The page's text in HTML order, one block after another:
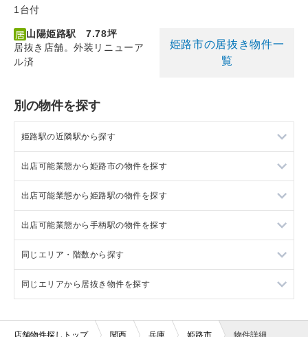
1台付
山陽姫路駅 7.78坪
居抜き店舗。外装リニューア
ル済
姫路市の居抜き物件一
覧
別の物件を探す
姫路駅の近隣駅から探す
英賀保駅の店舗物件・貸店舗・テナント一覧
播磨高岡駅の店舗物件・貸店舗・テナント一覧
京口駅の店舗物件・貸店舗・テナント一覧
出店可能業態から姫路市の物件を探す
姫路市の重飲食を出店可能な店舗物件・貸店舗・テナント一覧
姫路市の軽飲食を出店可能な店舗物件・貸店舗・テナント一覧
姫路市のバー・クラブを出店可能な店舗物件・貸店舗・テナン
出店可能業態から姫路駅の物件を探す
姫路駅の重飲食を出店可能な店舗物件・貸店舗・テナント一覧
姫路駅の軽飲食を出店可能な店舗物件・貸店舗・テナント一覧
姫路駅のバー・クラブを出店可能な店舗物件・貸店舗・テナン
姫路駅の美容室・理容室を出店可能な店舗物件・貸店舗・テナ
出店可能業態から手柄駅の物件を探す
手柄駅の重飲食を出店可能な店舗物件・貸店舗・テナント一覧
手柄駅の軽飲食を出店可能な店舗物件・貸店舗・テナント一覧
同じエリア・階数から探す
姫路市の3階以上の店舗物件・貸店舗・テナント一覧
同じエリアから居抜き物件を探す
店舗物件探しトップ 関西 兵庫 姫路市 物件詳細